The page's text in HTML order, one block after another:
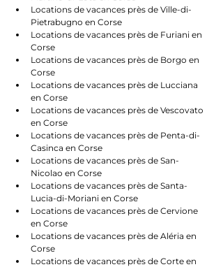
Locations de vacances près de Ville-di-
Pietrabugno en Corse
Locations de vacances près de Furiani en
Corse
Locations de vacances près de Borgo en
Corse
Locations de vacances près de Lucciana
en Corse
Locations de vacances près de Vescovato
en Corse
Locations de vacances près de Penta-di-
Casinca en Corse
Locations de vacances près de San-
Nicolao en Corse
Locations de vacances près de Santa-
Lucia-di-Moriani en Corse
Locations de vacances près de Cervione
en Corse
Locations de vacances près de Aléria en
Corse
Locations de vacances près de Corte en